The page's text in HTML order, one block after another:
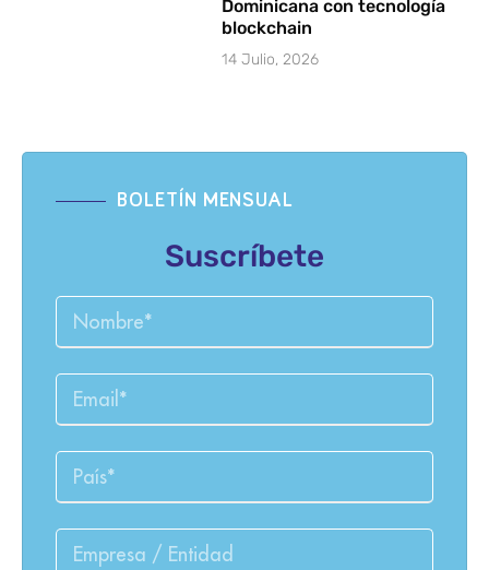
Dominicana con tecnología
blockchain
14 Julio, 2026
BOLETÍN MENSUAL
Suscríbete